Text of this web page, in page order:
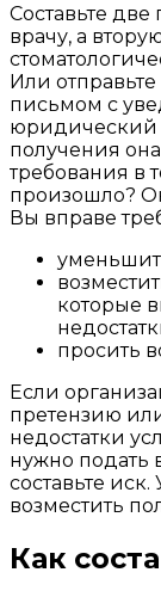
Составьте
врачу, а
Или
письмом с
юридический
получения
требования в
произошло?
Вы вправе
которые
просить
Если
претензию
недостатки
нужно подать
составьте
возместить
Как